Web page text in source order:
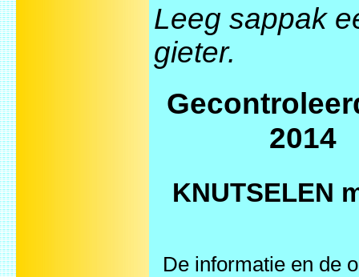
Leeg sappak
gieter.
2014
KNUTSELEN
De informatie en de